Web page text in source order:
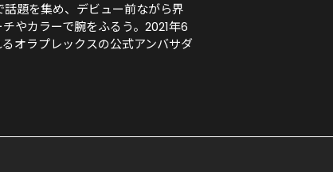
題を集め、デビュー前ながら界
やカラーで腕をふるう。2021年6
オラプレックスの公式アンバサダ